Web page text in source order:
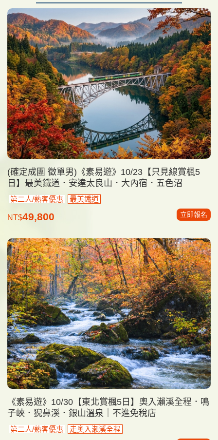
(確定成團 徵單男)《素易遊》10/23【只見線賞楓5
日】最美鐵道．安達太良山．大內宿．五色沼
第二人/熟客優惠 最美鐵道
NT$49,800 立即報名
《素易遊》10/30【東北賞楓5日】奧入瀨溪全程．鳴
子峽．猊鼻溪．銀山溫泉｜不進免稅店
第二人/熟客優惠 走奧入瀨溪全程